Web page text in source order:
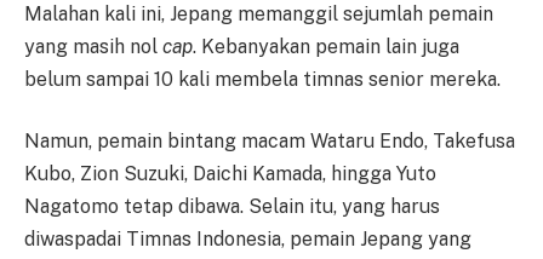
Malahan kali ini, Jepang memanggil sejumlah pemain
yang masih nol cap. Kebanyakan pemain lain juga
belum sampai 10 kali membela timnas senior mereka.
Namun, pemain bintang macam Wataru Endo, Takefusa
Kubo, Zion Suzuki, Daichi Kamada, hingga Yuto
Nagatomo tetap dibawa. Selain itu, yang harus
diwaspadai Timnas Indonesia, pemain Jepang yang